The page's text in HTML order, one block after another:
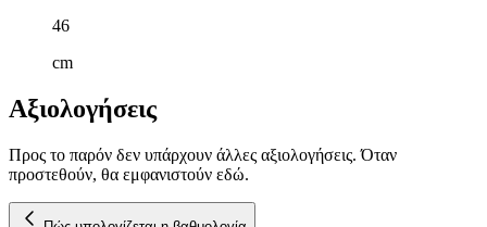
να έχουμε πρόσβαση σε πληροφορίες στη συσκευή σας, με σκοπό
εικόνα του κοινού μας και την ανάπτυξη προϊόντων. Επίσης,
κοινοποιούμε πληροφορίες σχετικά με την από μέρους σας χρήση
διαφημίσεων και ανάλυσης.
46
cm
Αξιολογήσεις
Προς το παρόν δεν υπάρχουν άλλες αξιολογήσεις. Όταν
προστεθούν, θα εμφανιστούν εδώ.